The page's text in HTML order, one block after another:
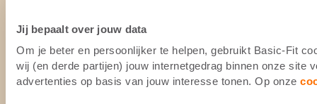
Jij bepaalt over jouw data
Om je beter en persoonlijker te helpen, gebruikt Basic-Fit
wij (en derde partijen) jouw internetgedrag binnen onze site
advertenties op basis van jouw interesse tonen. Op onze